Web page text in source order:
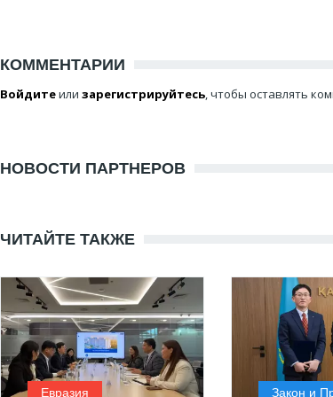
КОММЕНТАРИИ
Войдитеили зарегистрируйтесь, чтобы оставлять
НОВОСТИ ПАРТНЕРОВ
ЧИТАЙТЕ ТАКЖЕ
Евразия Закон и